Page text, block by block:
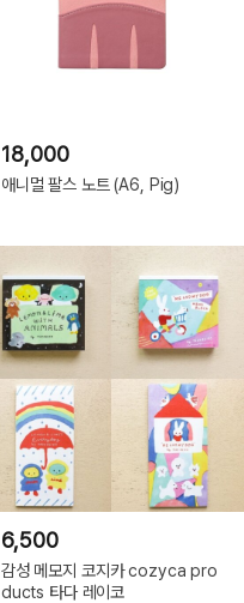
18,000
애니멀 팔스 노트 (A6, Pig)
6,500
감성 메모지 코지카 cozyca pro
ducts 타다 레이코